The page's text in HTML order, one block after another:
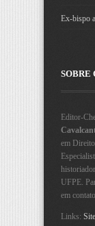
Ex-bispo
SOBRE
Editor-
em
UFPE.
em
Links: Site